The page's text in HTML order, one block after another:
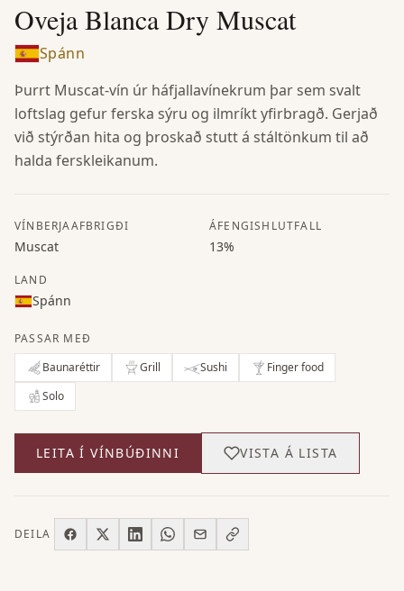
Oveja Blanca Dry Muscat
Spánn
Þurrt Muscat-vín úr háfjallavínekrum þar sem svalt
loftslag gefur ferska sýru og ilmríkt yfirbragð. Gerjað
við stýrðan hita og þroskað stutt á stáltönkum til að
halda ferskleikanum.
VÍNBERJAAFBRIGÐI
Muscat
ÁFENGISHLUTFALL
13%
LAND
Spánn
PASSAR MEÐ
Baunaréttir
Grill Sushi
Finger food
Solo
LEITA Í VÍNBÚÐINNI VISTA Á LISTA
DEILA